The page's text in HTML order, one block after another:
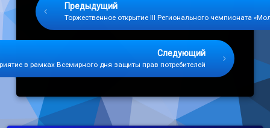
Предыдущий
Торжественное открытие III Регионального чемпионата
Следующий
в рамках Всемирного дня защиты прав потребителей